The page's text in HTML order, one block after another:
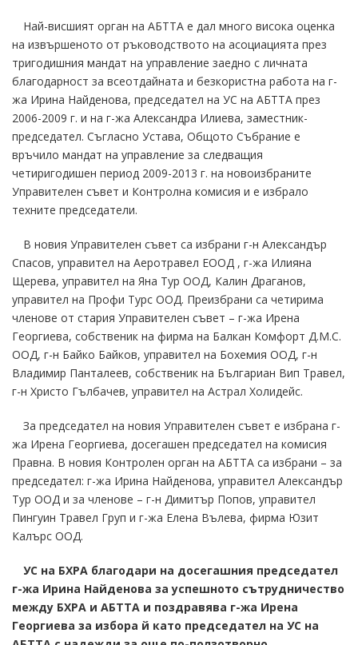
Най-висшият орган на АБТТА е дал много висока оценка
на извършеното от ръководството на асоциацията през
тригодишния мандат на управление заедно с личната
благодарност за всеотдайната и безкористна работа на г-
жа Ирина Найденова, председател на УС на АБТТА през
2006-2009 г. и на г-жа Александра Илиева, заместник-
председател. Съгласно Устава, Общото Събрание е
връчило мандат на управление за следващия
четиригодишен период 2009-2013 г. на новоизбраните
Управителен съвет и Контролна комисия и е избрало
техните председатели.
В новия Управителен съвет са избрани г-н Александър
Спасов, управител на Аеротравел ЕООД , г-жа Илияна
Щерева, управител на Яна Тур ООД, Калин Драганов,
управител на Профи Турс ООД. Преизбрани са четирима
членове от стария Управителен съвет – г-жа Ирена
Георгиева, собственик на фирма на Балкан Комфорт Д.М.С.
ООД, г-н Байко Байков, управител на Бохемия ООД, г-н
Владимир Панталеев, собственик на Българиан Вип Травел,
г-н Христо Гълбачев, управител на Астрал Холидейс.
За председател на новия Управителен съвет е избрана г-
жа Ирена Георгиева, досегашен председател на комисия
Правна. В новия Контролен орган на АБТТА са избрани – за
председател: г-жа Ирина Найденова, управител Александър
Тур ООД и за членове – г-н Димитър Попов, управител
Пингуин Травел Груп и г-жа Елена Вълева, фирма Юзит
Калърс ООД.
УС на БХРА благодари на досегашния председател
г-жа Ирина Найденова за успешното сътрудничество
между БХРА и АБТТА и поздравява г-жа Ирена
Георгиева за избора й като председател на УС на